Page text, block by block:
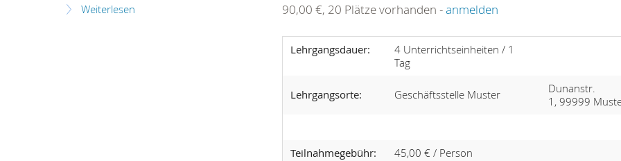
90,00 €, 20 Plätze vorhanden -anmelden
Lehrgangsdauer:
4 Unterrichtseinheiten / 1
Tag
Lehrgangsorte: Geschäftsstelle Muster
Dunanstr.
1, 99999
Teilnahmegebühr:
45,00 € / Person
Weiterlesen